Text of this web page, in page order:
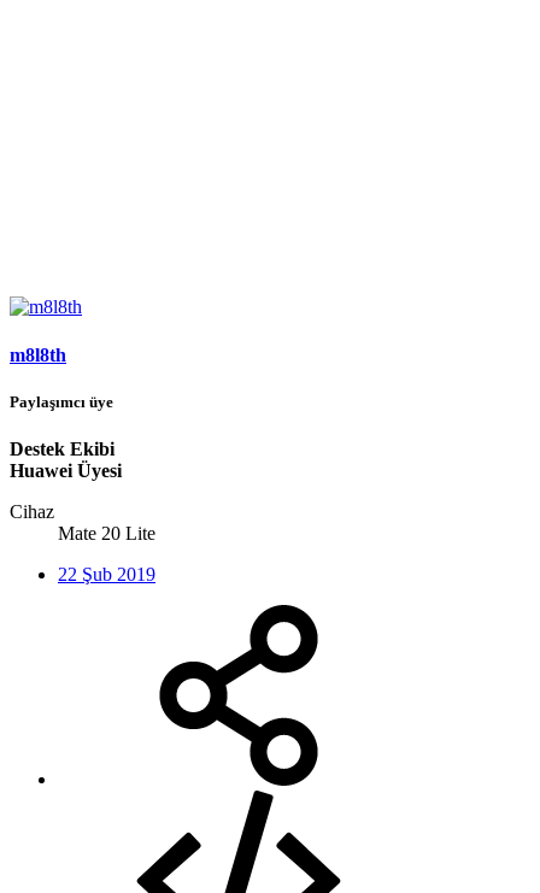
m8l8th
Paylaşımcı üye
Destek Ekibi
Huawei Üyesi
Cihaz
Mate 20 Lite
22 Şub 2019